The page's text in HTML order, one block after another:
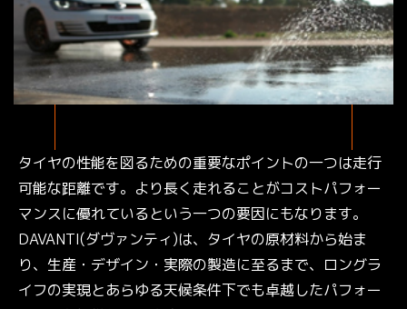
タイヤの性能を図るための重要なポイントの一つは走行
可能な距離です。より長く走れることがコストパフォー
マンスに優れているという一つの要因にもなります。
DAVANTI(ダヴァンティ)は、タイヤの原材料から始ま
り、生産・デザイン・実際の製造に至るまで、ロングラ
イフの実現とあらゆる天候条件下でも卓越したパフォー